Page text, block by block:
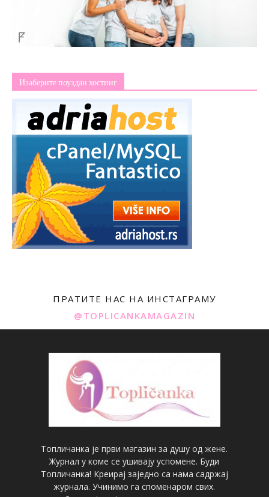
Изаберите поуздан хостинг
ПРАТИТЕ НАС НА ИНСТАГРАМУ
@TOPLICANKAMAGAZIN
Топличанка је први магазин за душу од жене.
Журнал у коме се ушивају успомене. Буди
Топличанка! Креирај заједно са нама садржај
журнала. Учинимо га споменаром свих.